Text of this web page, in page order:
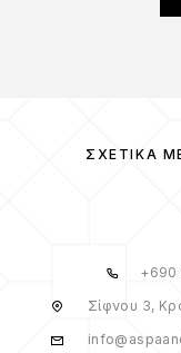
ΣΧΕΤΙΚΆ
+690
Σίφνου 3,